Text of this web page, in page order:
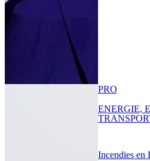
Incendies en
PRO
ENERGIE,